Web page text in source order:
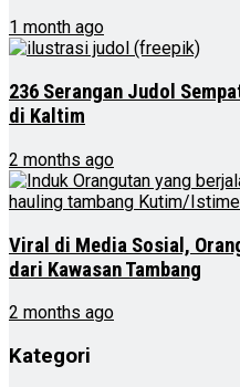
1 month ago
236 Serangan Judol
di Kaltim
2 months ago
Viral di Media Sosial,
dari Kawasan Tambang
2 months ago
Kategori